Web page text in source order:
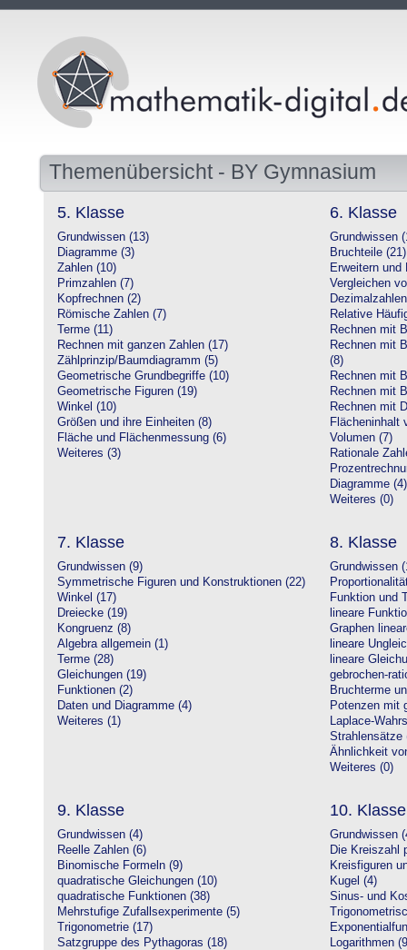
Themenübersicht - BY Gymnasium
5. Klasse
Grundwissen (13)
Diagramme (3)
Zahlen (10)
Primzahlen (7)
Kopfrechnen (2)
Römische Zahlen (7)
Terme (11)
Rechnen mit ganzen Zahlen (17)
Zählprinzip/Baumdiagramm (5)
Geometrische Grundbegriffe (10)
Geometrische Figuren (19)
Winkel (10)
Größen und ihre Einheiten (8)
Fläche und Flächenmessung (6)
Weiteres (3)
6. Klasse
Grundwissen
Bruchteile (21)
Erweitern und
Vergleichen
Relative
Rechnen mit
Rechnen mit
(8)
Rechnen mit
Rechnen mit
Rechnen mit
Flächeninhalt
Volumen (7)
Rationale
Diagramme (4)
Weiteres (0)
7. Klasse
Grundwissen (9)
Symmetrische Figuren und Konstruktionen (22)
Winkel (17)
Dreiecke (19)
Kongruenz (8)
Algebra allgemein (1)
Terme (28)
Gleichungen (19)
Funktionen (2)
Daten und Diagramme (4)
Weiteres (1)
8. Klasse
Grundwissen
Funktion und
lineare
Graphen
lineare
lineare
gebrochen-
Bruchterme
Potenzen mit
Laplace-
Strahlensätze
Ähnlichkeit
Weiteres (0)
9. Klasse
Grundwissen (4)
Reelle Zahlen (6)
Binomische Formeln (9)
quadratische Gleichungen (10)
quadratische Funktionen (38)
Mehrstufige Zufallsexperimente (5)
Trigonometrie (17)
Satzgruppe des Pythagoras (18)
10. Klasse
Grundwissen
Die Kreiszahl
Kreisfiguren
Kugel (4)
Sinus- und
Logarithmen